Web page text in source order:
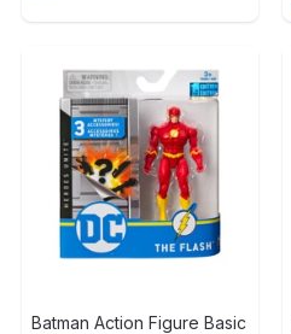
Batman Action Figure Basic